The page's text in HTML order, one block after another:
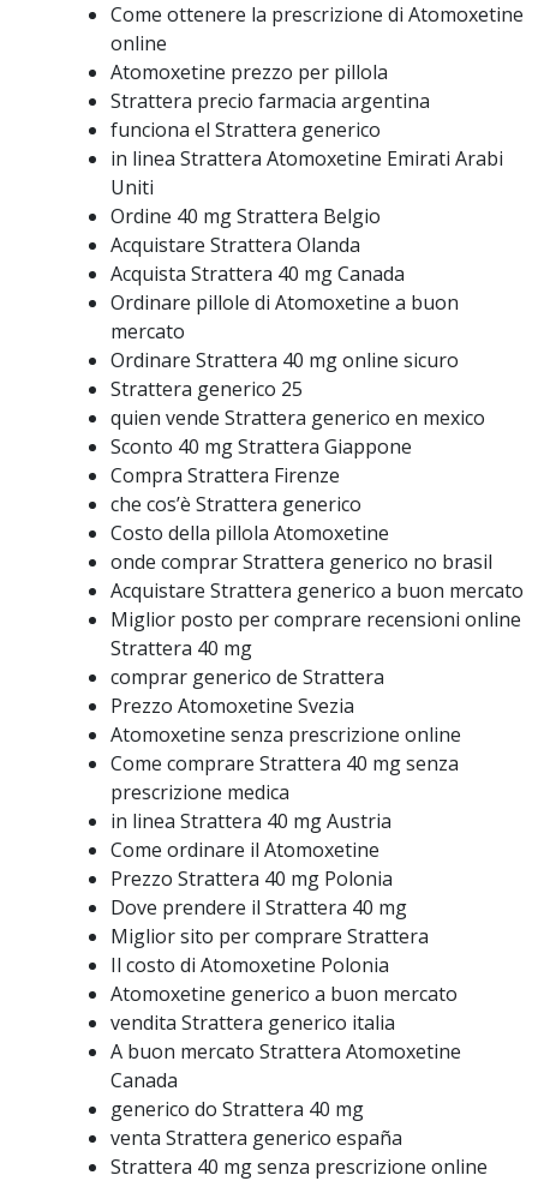
Come ottenere la prescrizione di Atomoxetine
online
Atomoxetine prezzo per pillola
Strattera precio farmacia argentina
funciona el Strattera generico
in linea Strattera Atomoxetine Emirati Arabi
Uniti
Ordine 40 mg Strattera Belgio
Acquistare Strattera Olanda
Acquista Strattera 40 mg Canada
Ordinare pillole di Atomoxetine a buon
mercato
Ordinare Strattera 40 mg online sicuro
Strattera generico 25
quien vende Strattera generico en mexico
Sconto 40 mg Strattera Giappone
Compra Strattera Firenze
che cos’è Strattera generico
Costo della pillola Atomoxetine
onde comprar Strattera generico no brasil
Acquistare Strattera generico a buon mercato
Miglior posto per comprare recensioni online
Strattera 40 mg
comprar generico de Strattera
Prezzo Atomoxetine Svezia
Atomoxetine senza prescrizione online
Come comprare Strattera 40 mg senza
prescrizione medica
in linea Strattera 40 mg Austria
Come ordinare il Atomoxetine
Prezzo Strattera 40 mg Polonia
Dove prendere il Strattera 40 mg
Miglior sito per comprare Strattera
Il costo di Atomoxetine Polonia
Atomoxetine generico a buon mercato
vendita Strattera generico italia
A buon mercato Strattera Atomoxetine
Canada
generico do Strattera 40 mg
venta Strattera generico españa
Strattera 40 mg senza prescrizione online